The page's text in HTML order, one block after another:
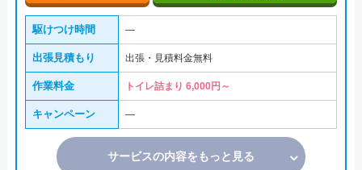
駆けつけ時間 ―
出張見積もり 出張・見積料金無料
作業料金 トイレ詰まり 6,000円～
キャンペーン ―
サービスの内容をもっと見る